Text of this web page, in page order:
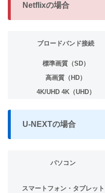
Netflixの場合
ブロードバンド接続
標準画質（SD）
高画質（HD）
4K/UHD 4K（UHD）
U-NEXTの場合
パソコン
スマートフォン・タブレット